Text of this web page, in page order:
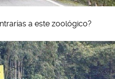
a este zoológico?